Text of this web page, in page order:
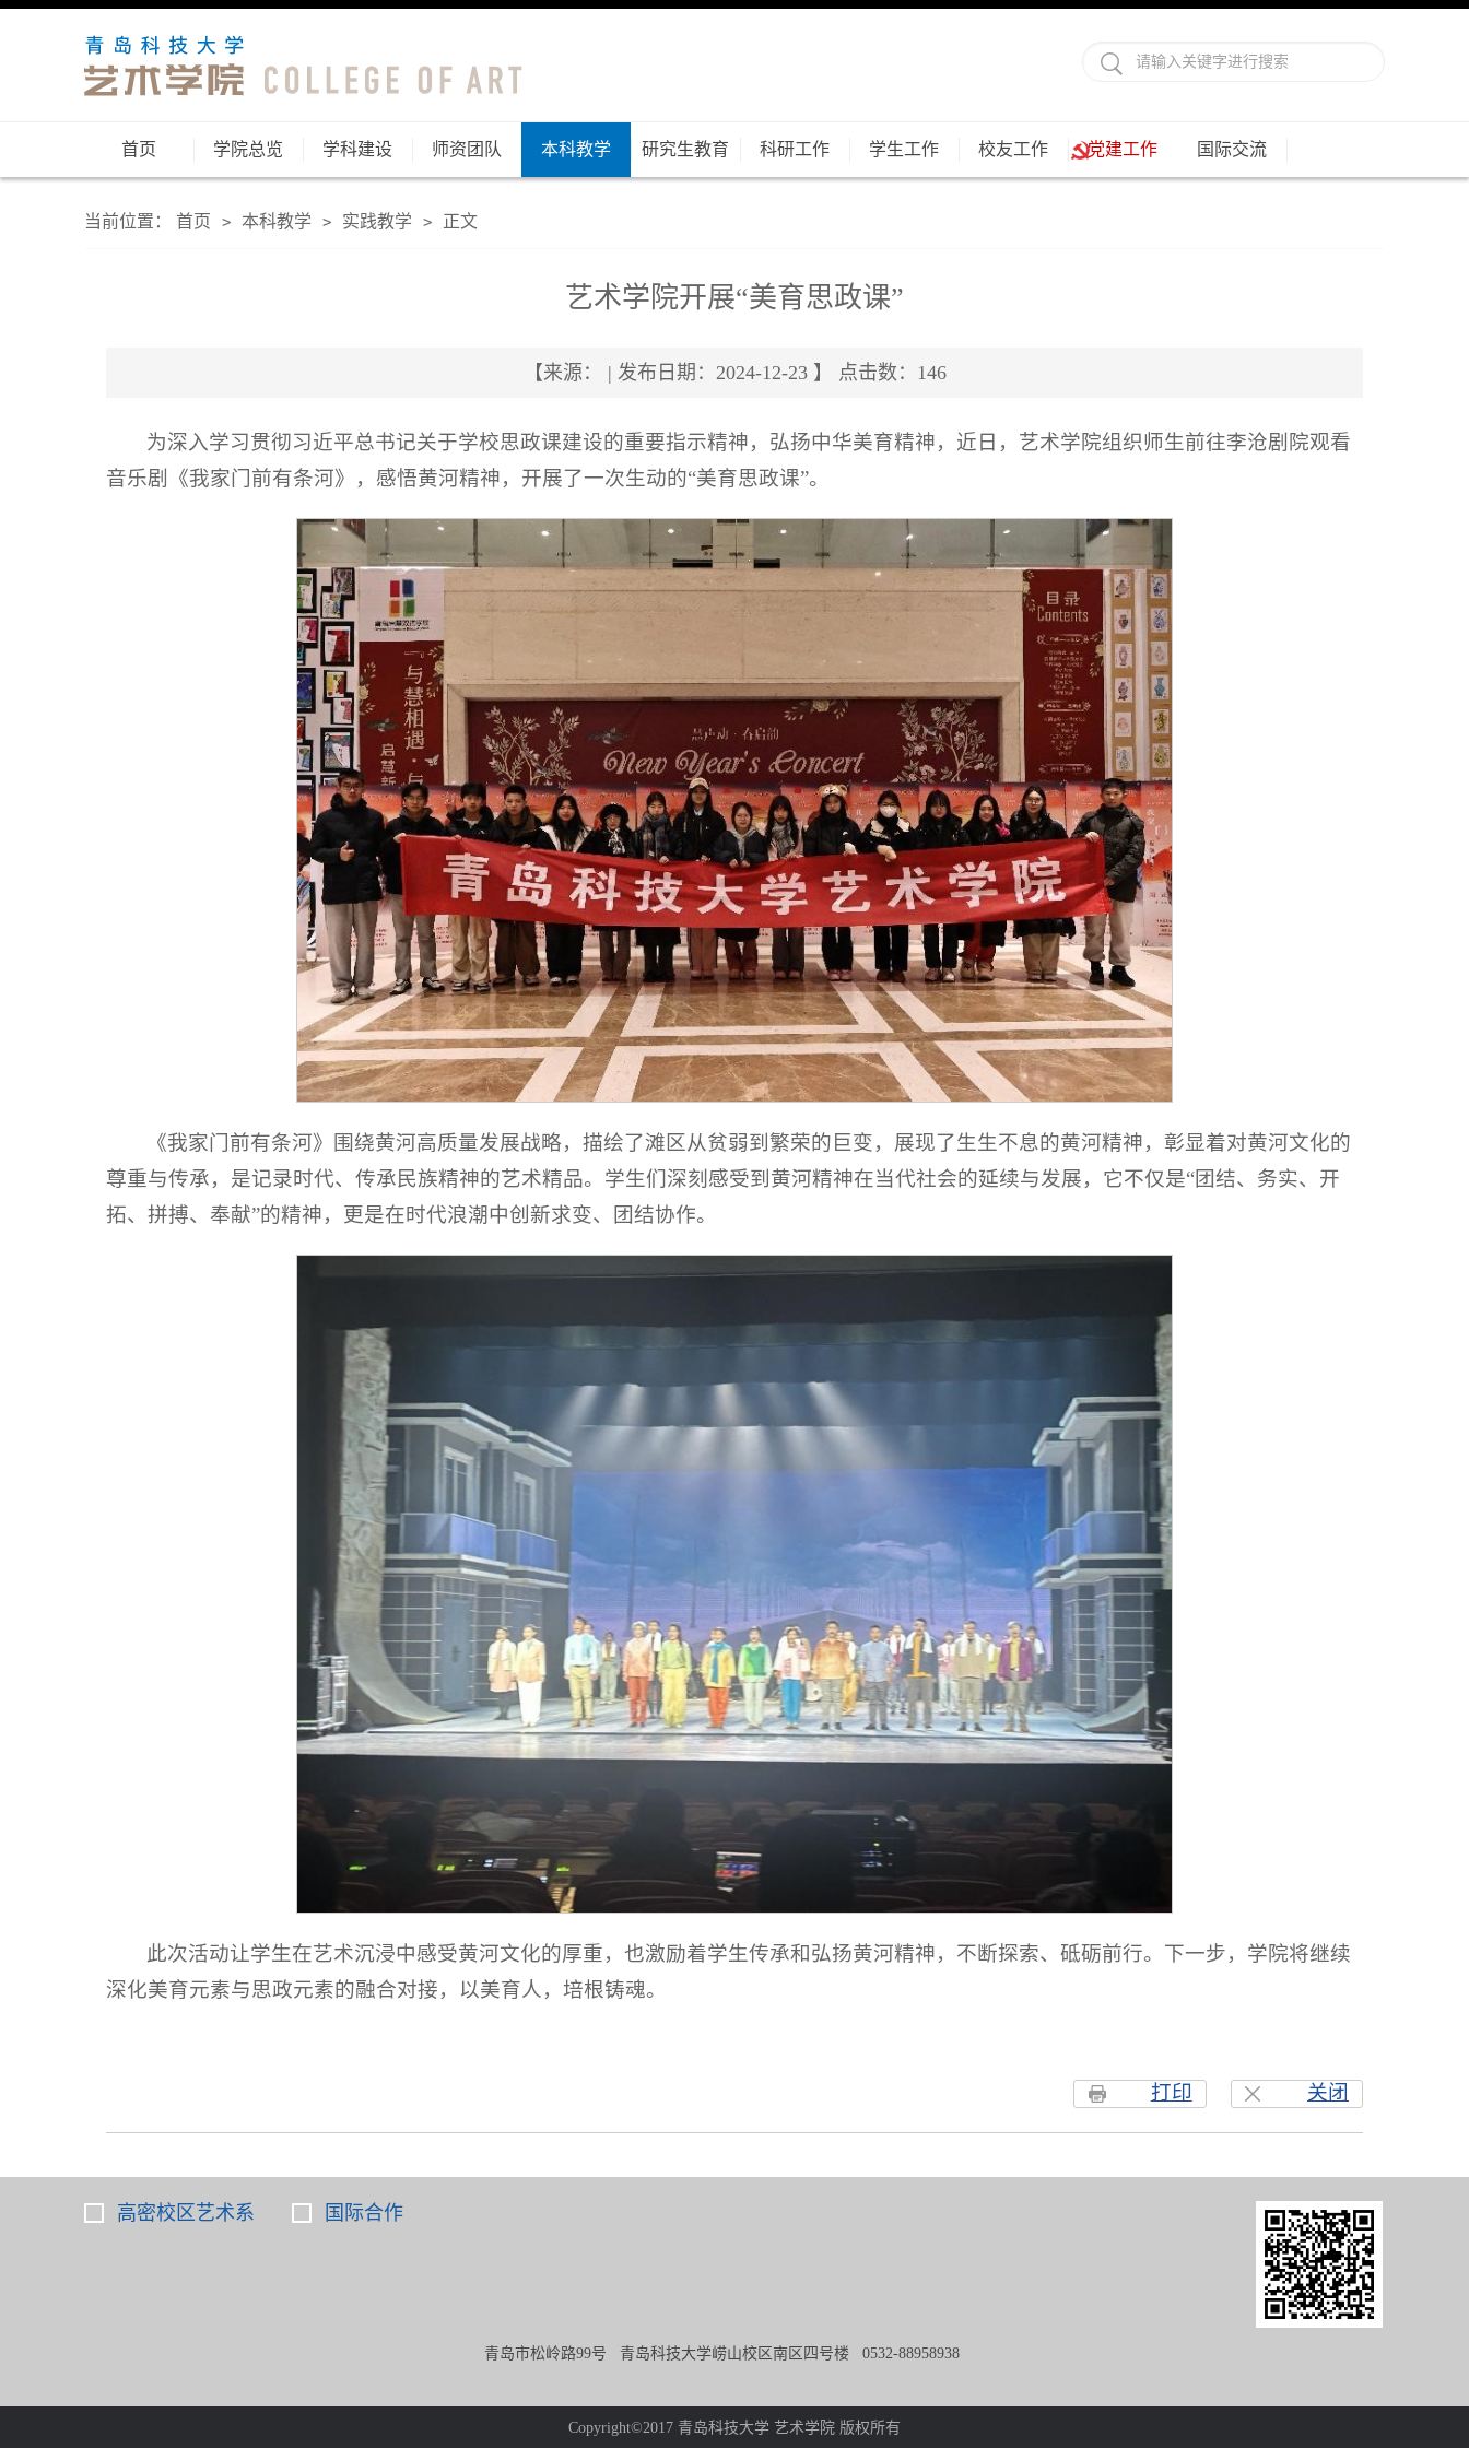
首页 学院总览 学科建设 师资团队 本科教学 研究生教育 科研工作 学生工作 校友工作 党建工作 国际交流
当前位置： 首页 > 本科教学 > 实践教学 > 正文
艺术学院开展“美育思政课”
【来源： | 发布日期：2024-12-23 】 点击数： 146
为深入学习贯彻习近平总书记关于学校思政课建设的重要指示精神，弘扬中华美育精神，近日，艺术学院组织师生前往李沧剧院观看
音乐剧《我家门前有条河》，感悟黄河精神，开展了一次生动的“美育思政课”。
《我家门前有条河》围绕黄河高质量发展战略，描绘了滩区从贫弱到繁荣的巨变，展现了生生不息的黄河精神，彰显着对黄河文化的
尊重与传承，是记录时代、传承民族精神的艺术精品。学生们深刻感受到黄河精神在当代社会的延续与发展，它不仅是“团结、务实、开
拓、拼搏、奉献”的精神，更是在时代浪潮中创新求变、团结协作。
此次活动让学生在艺术沉浸中感受黄河文化的厚重，也激励着学生传承和弘扬黄河精神，不断探索、砥砺前行。下一步，学院将继续
深化美育元素与思政元素的融合对接，以美育人，培根铸魂。
关闭
打印
高密校区艺术系 国际合作
青岛市松岭路99号 青岛科技大学崂山校区南区四号楼 0532-88958938
Copyright©2017 青岛科技大学 艺术学院 版权所有